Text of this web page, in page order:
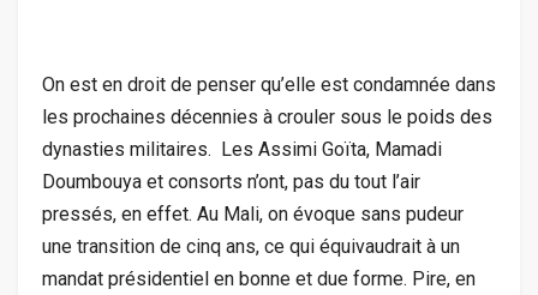
On est en droit de penser qu’elle est condamnée dans
les prochaines décennies à crouler sous le poids des
dynasties militaires. Les Assimi Goïta, Mamadi
Doumbouya et consorts n’ont, pas du tout l’air
pressés, en effet. Au Mali, on évoque sans pudeur
une transition de cinq ans, ce qui équivaudrait à un
mandat présidentiel en bonne et due forme. Pire, en